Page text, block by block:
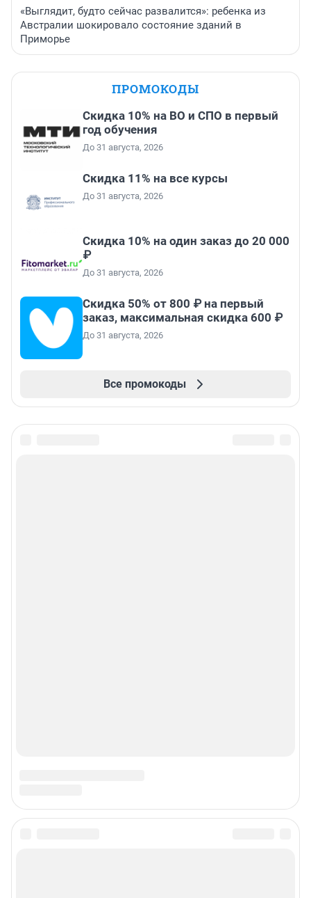
«Выглядит, будто сейчас развалится»: ребенка из
Австралии шокировало состояние зданий в
Приморье
ПРОМОКОДЫ
Скидка 10% на ВО и СПО в первый
год обучения
До 31 августа, 2026
Скидка 11% на все курсы
До 31 августа, 2026
Скидка 10% на один заказ до 20 000
₽
До 31 августа, 2026
Скидка 50% от 800 ₽ на первый
заказ, максимальная скидка 600 ₽
До 31 августа, 2026
Все промокоды